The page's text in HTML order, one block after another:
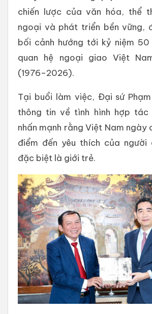
chiến lược của văn hóa, thể
ngoại và phát triển bền vững,
bối cảnh hướng tới kỷ niệm
quan hệ ngoại giao Việt
(1976–2026).
Tại buổi làm việc, Đại sứ
thông tin về tình hình hợp tác
nhấn mạnh rằng Việt Nam ngày
điểm đến yêu thích của người
đặc biệt là giới trẻ.